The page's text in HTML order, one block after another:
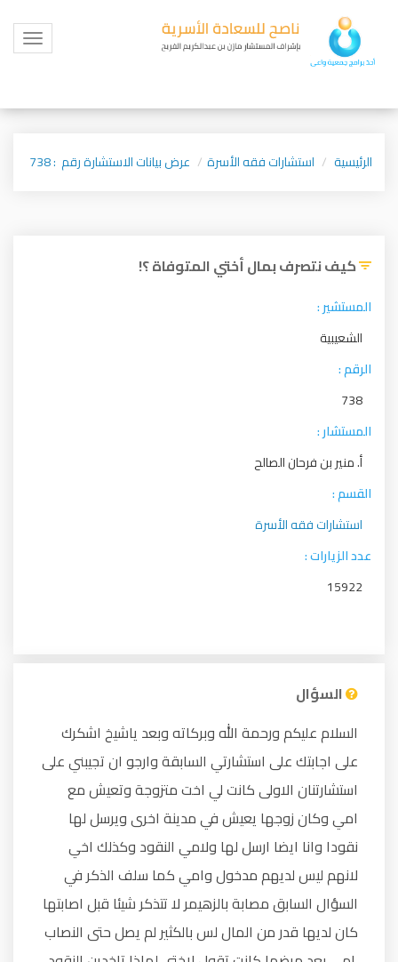
Toggle
الرئيسية استشارات فقه الأسرة عرض بيانات الاستشارة رقم : 738
كيف نتصرف بمال أختي المتوفاة ؟!
المستشير :
الشعيبية
الرقم :
738
المستشار :
أ. منير بن فرحان الصالح
القسم :
استشارات فقه الأسرة
عدد الزيارات :
15922
السؤال
السلام عليكم ورحمة الله وبركاته وبعد ياشيخ اشكرك
على اجابتك على استشارتي السابقة وارجو ان تجيبني على
استشارتنان الاولى كانت لي اخت متزوجة وتعيش مع
امي وكان زوجها يعيش في مدينة اخرى ويرسل لها
نقودا وانا ايضا ارسل لها ولامي النقود وكذلك اخي
لانهم ليس لديهم مدخول وامي كما سلف الذكر في
السؤال السابق مصابة بالزهيمر لا تتذكر شيئا قبل اصابتها
كان لديها قدر من المال لس بالكثير لم يصل حتى النصاب